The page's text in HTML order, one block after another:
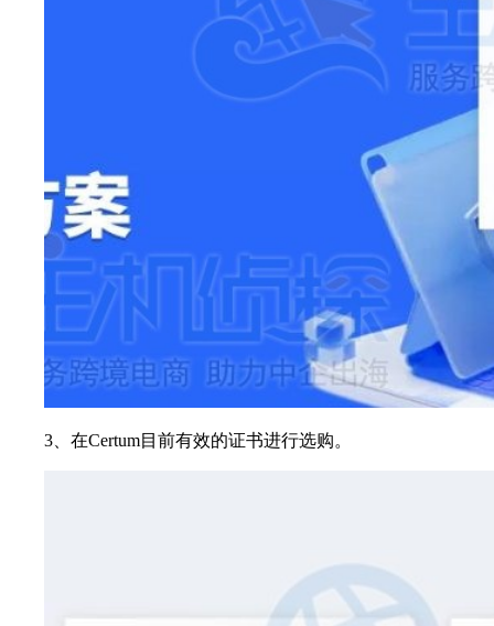
3、在Certum目前有效的证书进行选购。